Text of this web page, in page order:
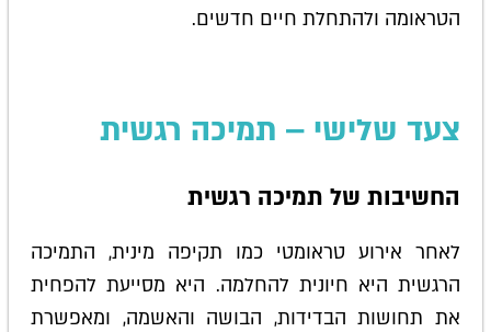
הטראומה ולהתחלת חיים חדשים.
צעד שלישי – תמיכה רגשית
החשיבות של תמיכה רגשית
לאחר אירוע טראומטי כמו תקיפה מינית, התמיכה
הרגשית היא חיונית להחלמה. היא מסייעת להפחית
את תחושות הבדידות, הבושה והאשמה, ומאפשרת